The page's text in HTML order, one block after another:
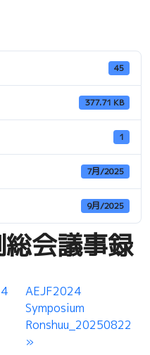
45
377.71 KB
1
7月/2025
9月/2025
会議事録
AEJF2024
Symposium
Ronshuu_20250822